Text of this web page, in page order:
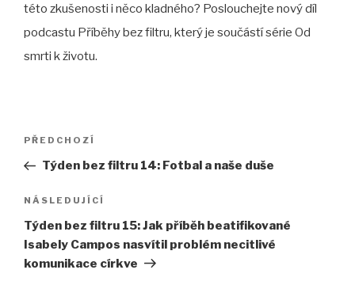
této zkušenosti i něco kladného? Poslouchejte nový díl
podcastu Příběhy bez filtru, který je součástí série Od
smrti k životu.
Navigace
příspěvek
Předchozí
příspěvek
PŘEDCHOZÍ
Týden bez filtru 14: Fotbal a naše duše
Následující
příspěvek
NÁSLEDUJÍCÍ
Týden bez filtru 15: Jak příběh beatifikované
Isabely Campos nasvítil problém necitlivé
komunikace církve